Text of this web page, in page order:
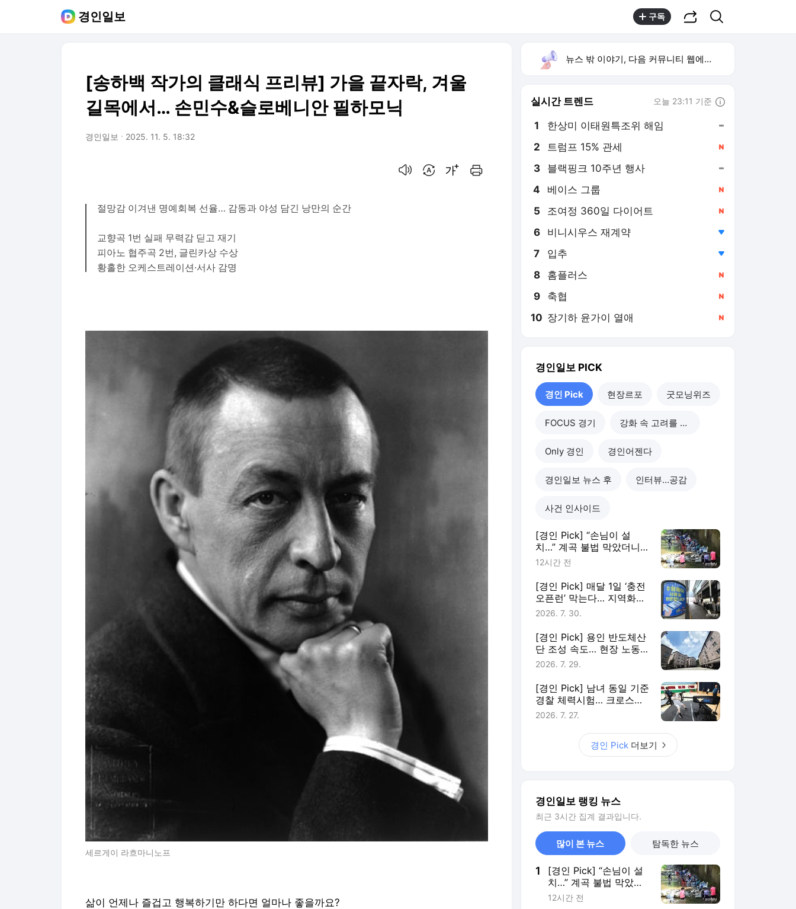
경인일보 구독
[송하백 작가의 클래식 프리뷰] 가을 끝자락, 겨울
길목에서… 손민수&슬로베니안 필하모닉
경인일보 2025. 11. 5. 18:32
절망감 이겨낸 명예회복 선율… 감동과 야성 담긴 낭만의 순간
교향곡 1번 실패 무력감 딛고 재기
피아노 협주곡 2번, 글린카상 수상
황홀한 오케스트레이션·서사 감명
세르게이 라흐마니노프
삶이 언제나 즐겁고 행복하기만 하다면 얼마나 좋을까요?
뉴스 밖 이야기, 다음 커뮤니티 웹에서 보기
실시간 트렌드 오늘 23:11 기준
1 한상미 이태원특조위 해임
2 트럼프 15% 관세
3 블랙핑크 10주년 행사
4 베이스 그룹
5 조여정 360일 다이어트
6 비니시우스 재계약
7 입추
8 홈플러스
9 축협
10 장기하 윤가이 열애
경인일보 PICK
경인 Pick 현장르포 굿모닝위즈
FOCUS 경기 강화 속 고려를 찾아서
Only 경인 경인어젠다
경인일보 뉴스 후 인터뷰…공감
사건 인사이드
[경인 Pick] “손님이 설
치…” 계곡 불법 막았더니
꼼수 판친다
12시간 전
[경인 Pick] 매달 1일 ‘충전
오픈런’ 막는다… 지역화폐
대기방식 손질
2026. 7. 30.
[경인 Pick] 용인 반도체산
단 조성 속도… 현장 노동
자는 ‘숙소난’
2026. 7. 29.
[경인 Pick] 남녀 동일 기준
경찰 체력시험… 크로스핏
숙련자도 기진맥진
2026. 7. 27.
경인 Pick 더보기
경인일보 랭킹 뉴스
최근 3시간 집계 결과입니다.
많이 본 뉴스 탐독한 뉴스
1
[경인 Pick] “손님이 설
치…” 계곡 불법 막았더
니 꼼수 판친다
12시간 전